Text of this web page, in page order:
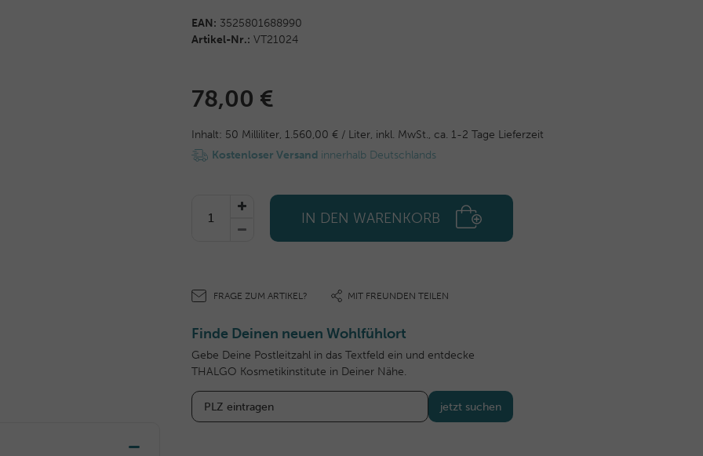
EAN: 3525801688990
Artikel-Nr.: VT21024
78,00 €
Inhalt: 50 Milliliter, 1.560,00 € / Liter, inkl. MwSt., ca. 1-2 Tage Lieferzeit
Kostenloser Versand innerhalb Deutschlands
IN DEN WARENKORB
FRAGE ZUM ARTIKEL? MIT FREUNDEN TEILEN
Finde Deinen neuen Wohlfühlort
Gebe Deine Postleitzahl in das Textfeld ein und entdecke
THALGO Kosmetikinstitute in Deiner Nähe.
jetzt suchen